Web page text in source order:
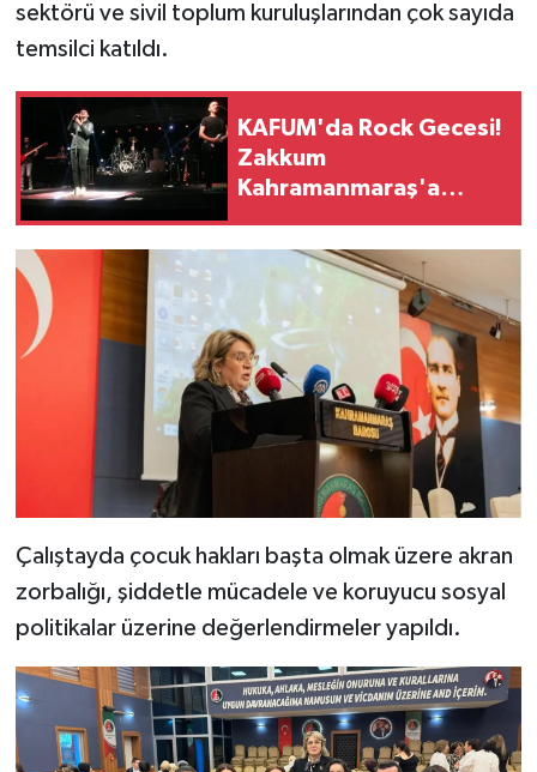
sektörü ve sivil toplum kuruluşlarından çok sayıda
temsilci katıldı.
KAFUM'da Rock Gecesi!
Zakkum
Kahramanmaraş'a
Çalıştayda çocuk hakları başta olmak üzere akran
zorbalığı, şiddetle mücadele ve koruyucu sosyal
politikalar üzerine değerlendirmeler yapıldı.
SİVİL TOPLUM
SEÇİM 2014
KİM KİMDİR
HEDEF2020
OTOMOBİL
Genel
YEREL